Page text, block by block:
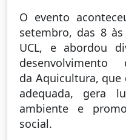
O evento
setembro, das 8
UCL, e abordou
da Aquicultura,
adequada, gera
ambiente e
social.